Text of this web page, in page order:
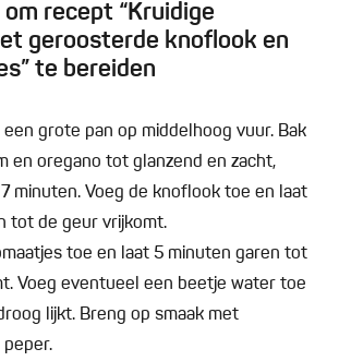
recept “Kruidige
geroosterde knoflook en
te bereiden
grote pan op middelhoog vuur. Bak
en oregano tot glanzend en zacht,
minuten. Voeg de knoflook toe en laat
tot de geur vrijkomt.
toe en laat 5 minuten garen tot
Voeg eventueel een beetje water toe
lijkt. Breng op smaak met